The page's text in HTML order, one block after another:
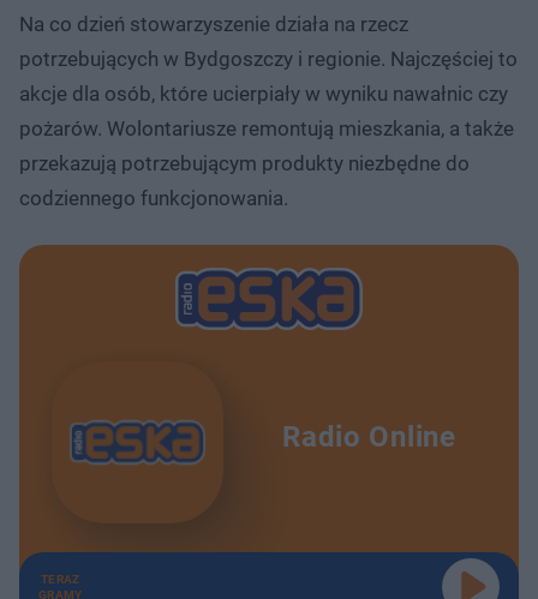
Na co dzień stowarzyszenie działa na rzecz
potrzebujących w Bydgoszczy i regionie. Najczęściej to
akcje dla osób, które ucierpiały w wyniku nawałnic czy
pożarów. Wolontariusze remontują mieszkania, a także
przekazują potrzebującym produkty niezbędne do
codziennego funkcjonowania.
Radio Online
TERAZ
GRAMY